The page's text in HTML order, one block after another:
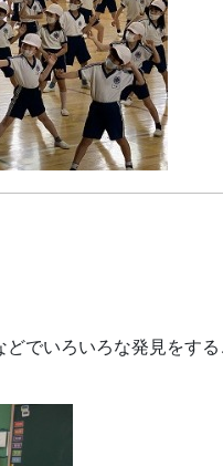
でいろいろな発見をする